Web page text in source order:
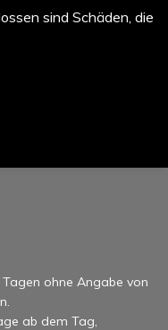
sind Schäden, die
ohne Angabe von
ab dem Tag,